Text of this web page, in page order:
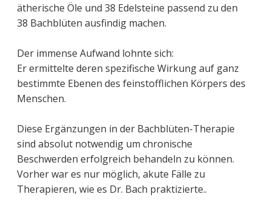
ätherische Öle und 38 Edelsteine passend zu den
38 Bachblüten ausfindig machen.
Der immense Aufwand lohnte sich:
Er ermittelte deren spezifische Wirkung auf ganz
bestimmte Ebenen des feinstofflichen Körpers des
Menschen.
Diese Ergänzungen in der Bachblüten-Therapie
sind absolut notwendig um chronische
Beschwerden erfolgreich behandeln zu können.
Vorher war es nur möglich, akute Fälle zu
Therapieren, wie es Dr. Bach praktizierte..